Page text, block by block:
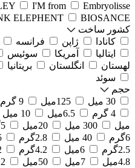
I'M from
Embryolisse
ELEPHENT
BIOSANCE
کشور ساخت
کانادا
ژاپن فرانسه
ایتالیا
آمریکا سوئیس
لهستان
انگلستان بریتانیا
سوئد
حجم
30 میل
125میل 9 گرم
4 گرم
6.5میل 10 میل
میل
300 میل 20میل 5گرم
6گرم
40 میل 2.8گرم
2.5گرم
6میل 4.2گرم
4.8میل
7میل 50میل